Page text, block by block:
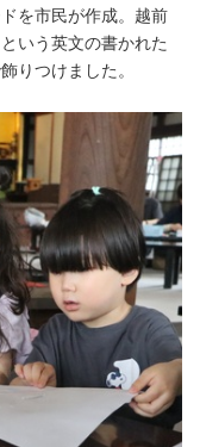
を市民が作成。越前
いう英文の書かれた
りつけました。